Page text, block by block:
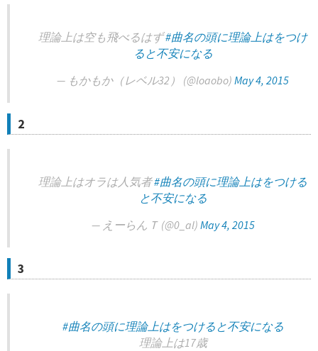
理論上は空も飛べるはず#曲名の頭に理論上はをつけ
ると不安になる
— もかもか（レベル32） (@loaobo) May 4, 2015
2
理論上はオラは人気者#曲名の頭に理論上はをつける
と不安になる
— えーらんＴ (@0_al) May 4, 2015
3
#曲名の頭に理論上はをつけると不安になる
理論上は17歳